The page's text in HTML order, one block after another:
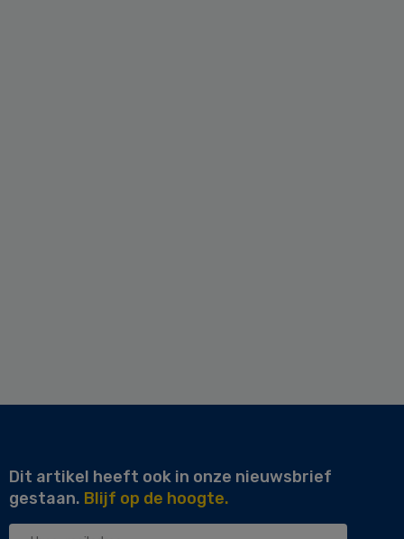
Dit artikel heeft ook in onze nieuwsbrief
gestaan. Blijf op de hoogte.
Uw